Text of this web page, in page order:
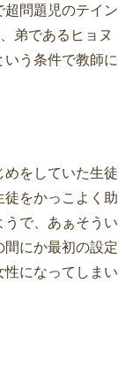
超問題児のテイン
弟であるヒョヌ
う条件で教師に
をしていた生徒
徒をかっこよく助
うで、あぁそうい
間にか最初の設定
性になってしまい